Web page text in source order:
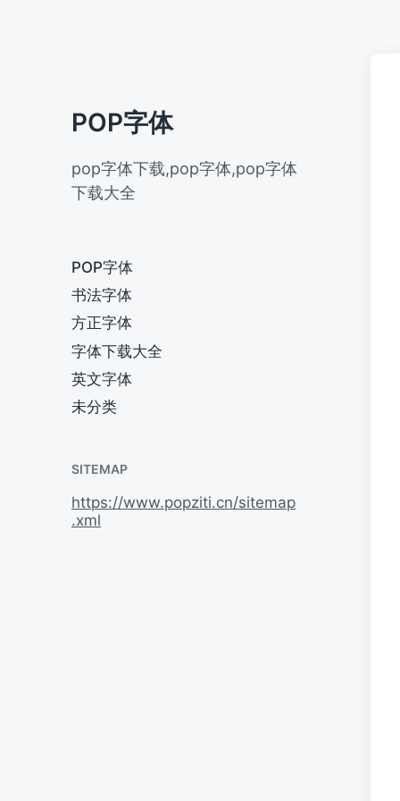
POP字体
pop字体下载,pop字体,pop字体
下载大全
POP字体
书法字体
方正字体
字体下载大全
英文字体
未分类
SITEMAP
https://www.popziti.cn/sitemap
.xml